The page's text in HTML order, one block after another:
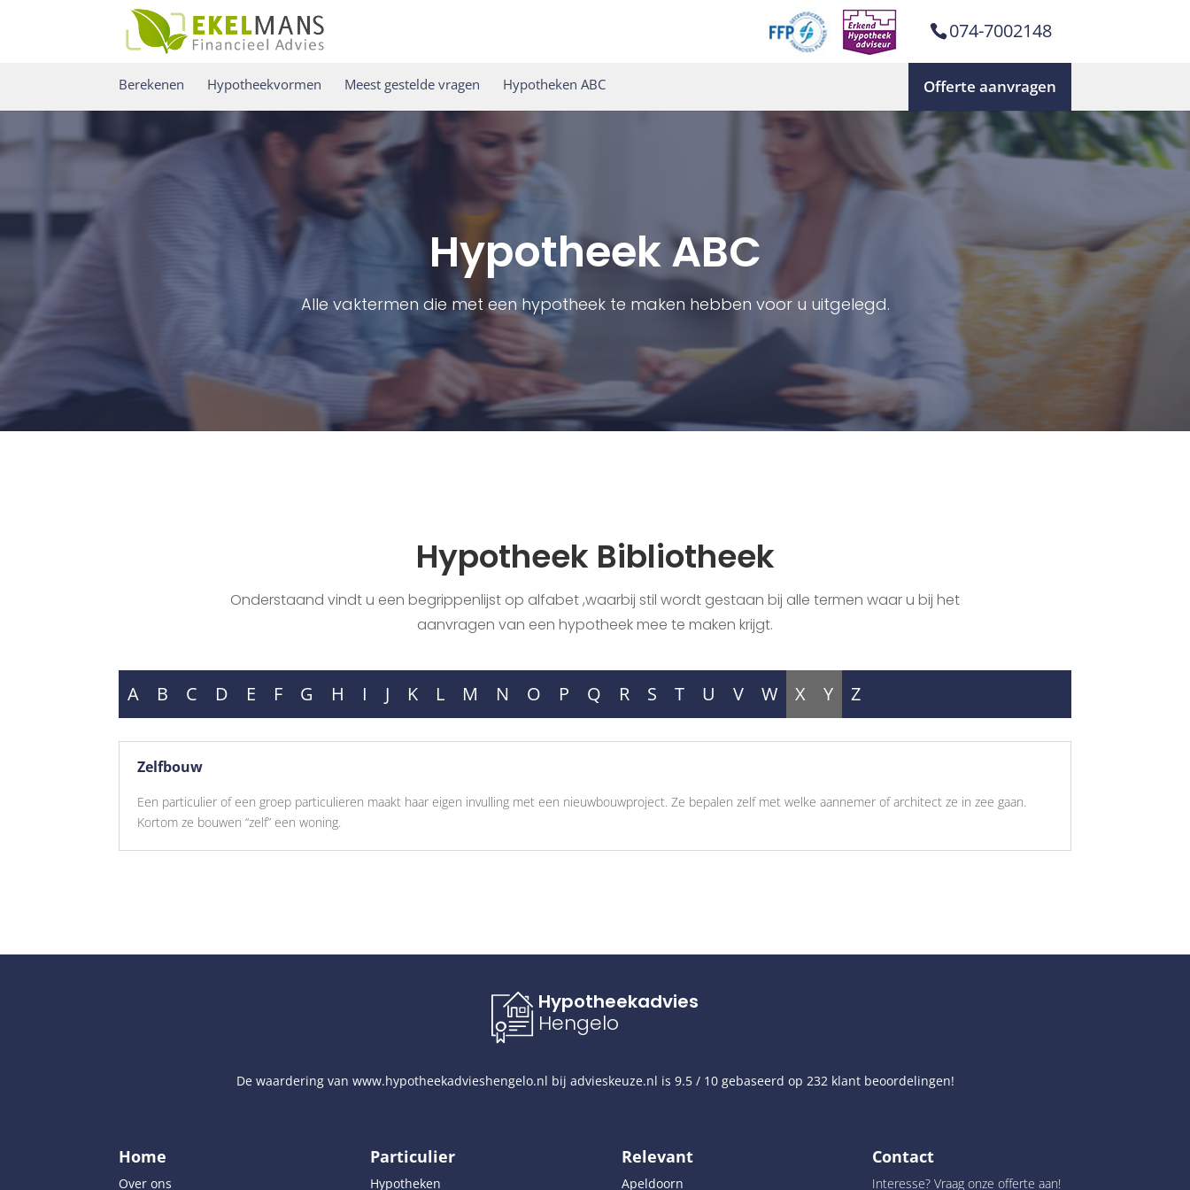
074-7002148
Berekenen Hypotheekvormen Meest gestelde vragen Hypotheken ABC Offerte aanvragen
Hypotheek ABC
Alle vaktermen die met een hypotheek te maken hebben voor u uitgelegd.
Hypotheek Bibliotheek
Onderstaand vindt u een begrippenlijst op alfabet ,waarbij stil wordt gestaan bij alle termen waar u bij het
aanvragen van een hypotheek mee te maken krijgt.
A B C D E F G H I J K L M N O P Q R S T U V W X Y Z
Zelfbouw
Een particulier of een groep particulieren maakt haar eigen invulling met een nieuwbouwproject. Ze bepalen zelf met welke aannemer of architect ze in zee gaan.
Kortom ze bouwen “zelf” een woning.
Hypotheekadvies
Hengelo
De waardering van www.hypotheekadvieshengelo.nl bij advieskeuze.nl is 9.5/ 10gebaseerd op 232klant beoordelingen!
Home
Over ons
Particulier
Hypotheken
Relevant
Apeldoorn
Contact
Interesse? Vraag onze offerte aan!